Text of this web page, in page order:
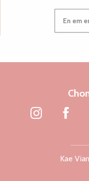
En em
Kae